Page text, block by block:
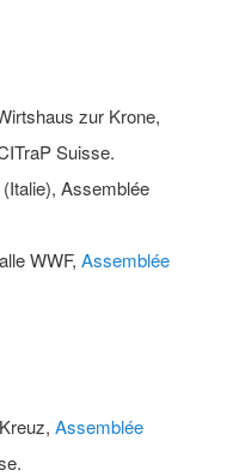
zur Krone,
Suisse.
Assemblée
WWF, Assemblée
Assemblée